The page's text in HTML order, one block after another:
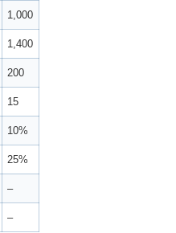
1,000
1,400
200
15
10%
25%
–
–